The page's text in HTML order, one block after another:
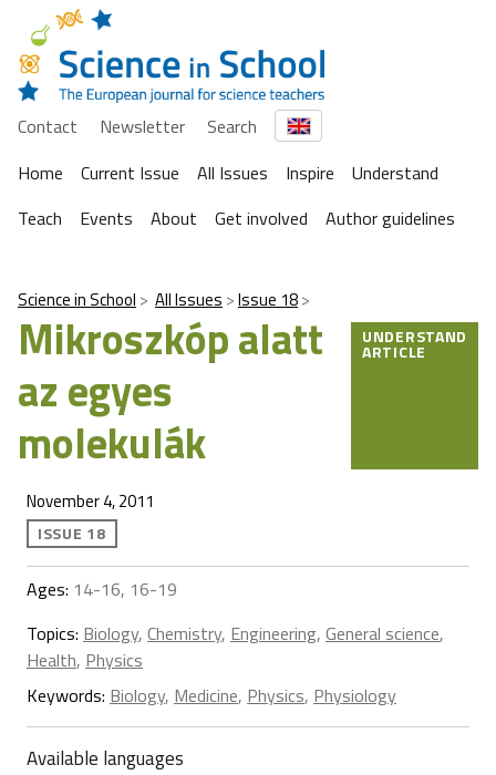
Contact Newsletter
Search
Home
Current Issue All Issues Inspire
Understand
Teach
Events About Get involved Author guidelines
Science in School All Issues Issue 18
Mikroszkóp alatt
az egyes
molekulák
UNDERSTAND
ARTICLE
November 4, 2011
ISSUE 18
Ages: 14-16, 16-19
Topics: Biology, Chemistry, Engineering, General science,
Health, Physics
Keywords: Biology, Medicine, Physics, Physiology
Available languages